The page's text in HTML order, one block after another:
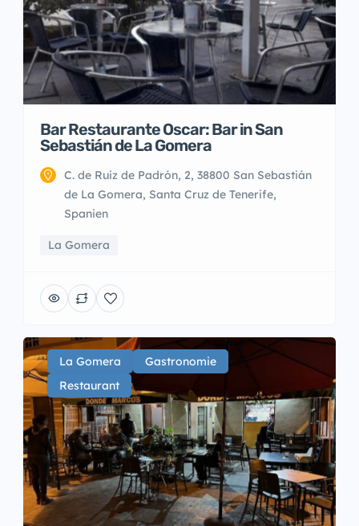
Bar Restaurante Oscar: Bar in San
Sebastián de La Gomera
C. de Ruiz de Padrón, 2, 38800 San Sebastián
de La Gomera, Santa Cruz de Tenerife,
Spanien
La Gomera
La Gomera
Gastronomie
Restaurant